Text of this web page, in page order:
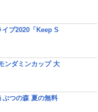
ブ2020「Keep S
ンダミンカップ 大
ぶつの森 夏の無料